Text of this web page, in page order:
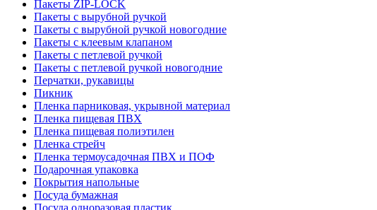
Пакеты ZIP-LOCK
Пакеты с вырубной ручкой
Пакеты с вырубной ручкой новогодние
Пакеты с клеевым клапаном
Пакеты с петлевой ручкой
Пакеты с петлевой ручкой новогодние
Перчатки, рукавицы
Пикник
Пленка парниковая, укрывной материал
Пленка пищевая ПВХ
Пленка пищевая полиэтилен
Пленка стрейч
Пленка термоусадочная ПВХ и ПОФ
Подарочная упаковка
Покрытия напольные
Посуда бумажная
Посуда одноразовая пластик